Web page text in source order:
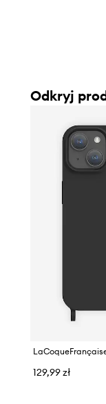
Odkryj
129,99 zł